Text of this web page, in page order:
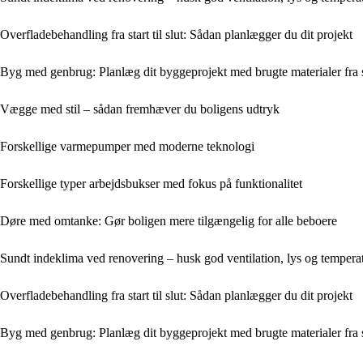
Overfladebehandling fra start til slut: Sådan planlægger du dit projekt
Byg med genbrug: Planlæg dit byggeprojekt med brugte materialer fra
Vægge med stil – sådan fremhæver du boligens udtryk
Forskellige varmepumper med moderne teknologi
Forskellige typer arbejdsbukser med fokus på funktionalitet
Døre med omtanke: Gør boligen mere tilgængelig for alle beboere
Sundt indeklima ved renovering – husk god ventilation, lys og
Overfladebehandling fra start til slut: Sådan planlægger du dit projekt
Byg med genbrug: Planlæg dit byggeprojekt med brugte materialer fra